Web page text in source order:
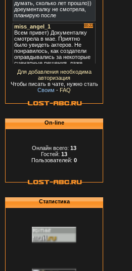
Для добавления необходима
авторизация
Чтобы писать в чате, нужно стать
Своим - FAQ
On-line
Онлайн всего: 13
Гостей: 13
Пользователей: 0
Статистика